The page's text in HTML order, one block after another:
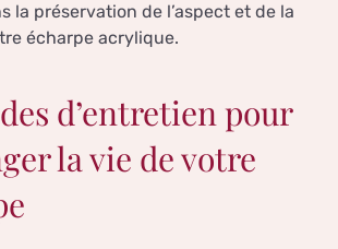
la préservation de l’aspect et de la
écharpe acrylique.
d’entretien pour
la vie de votre